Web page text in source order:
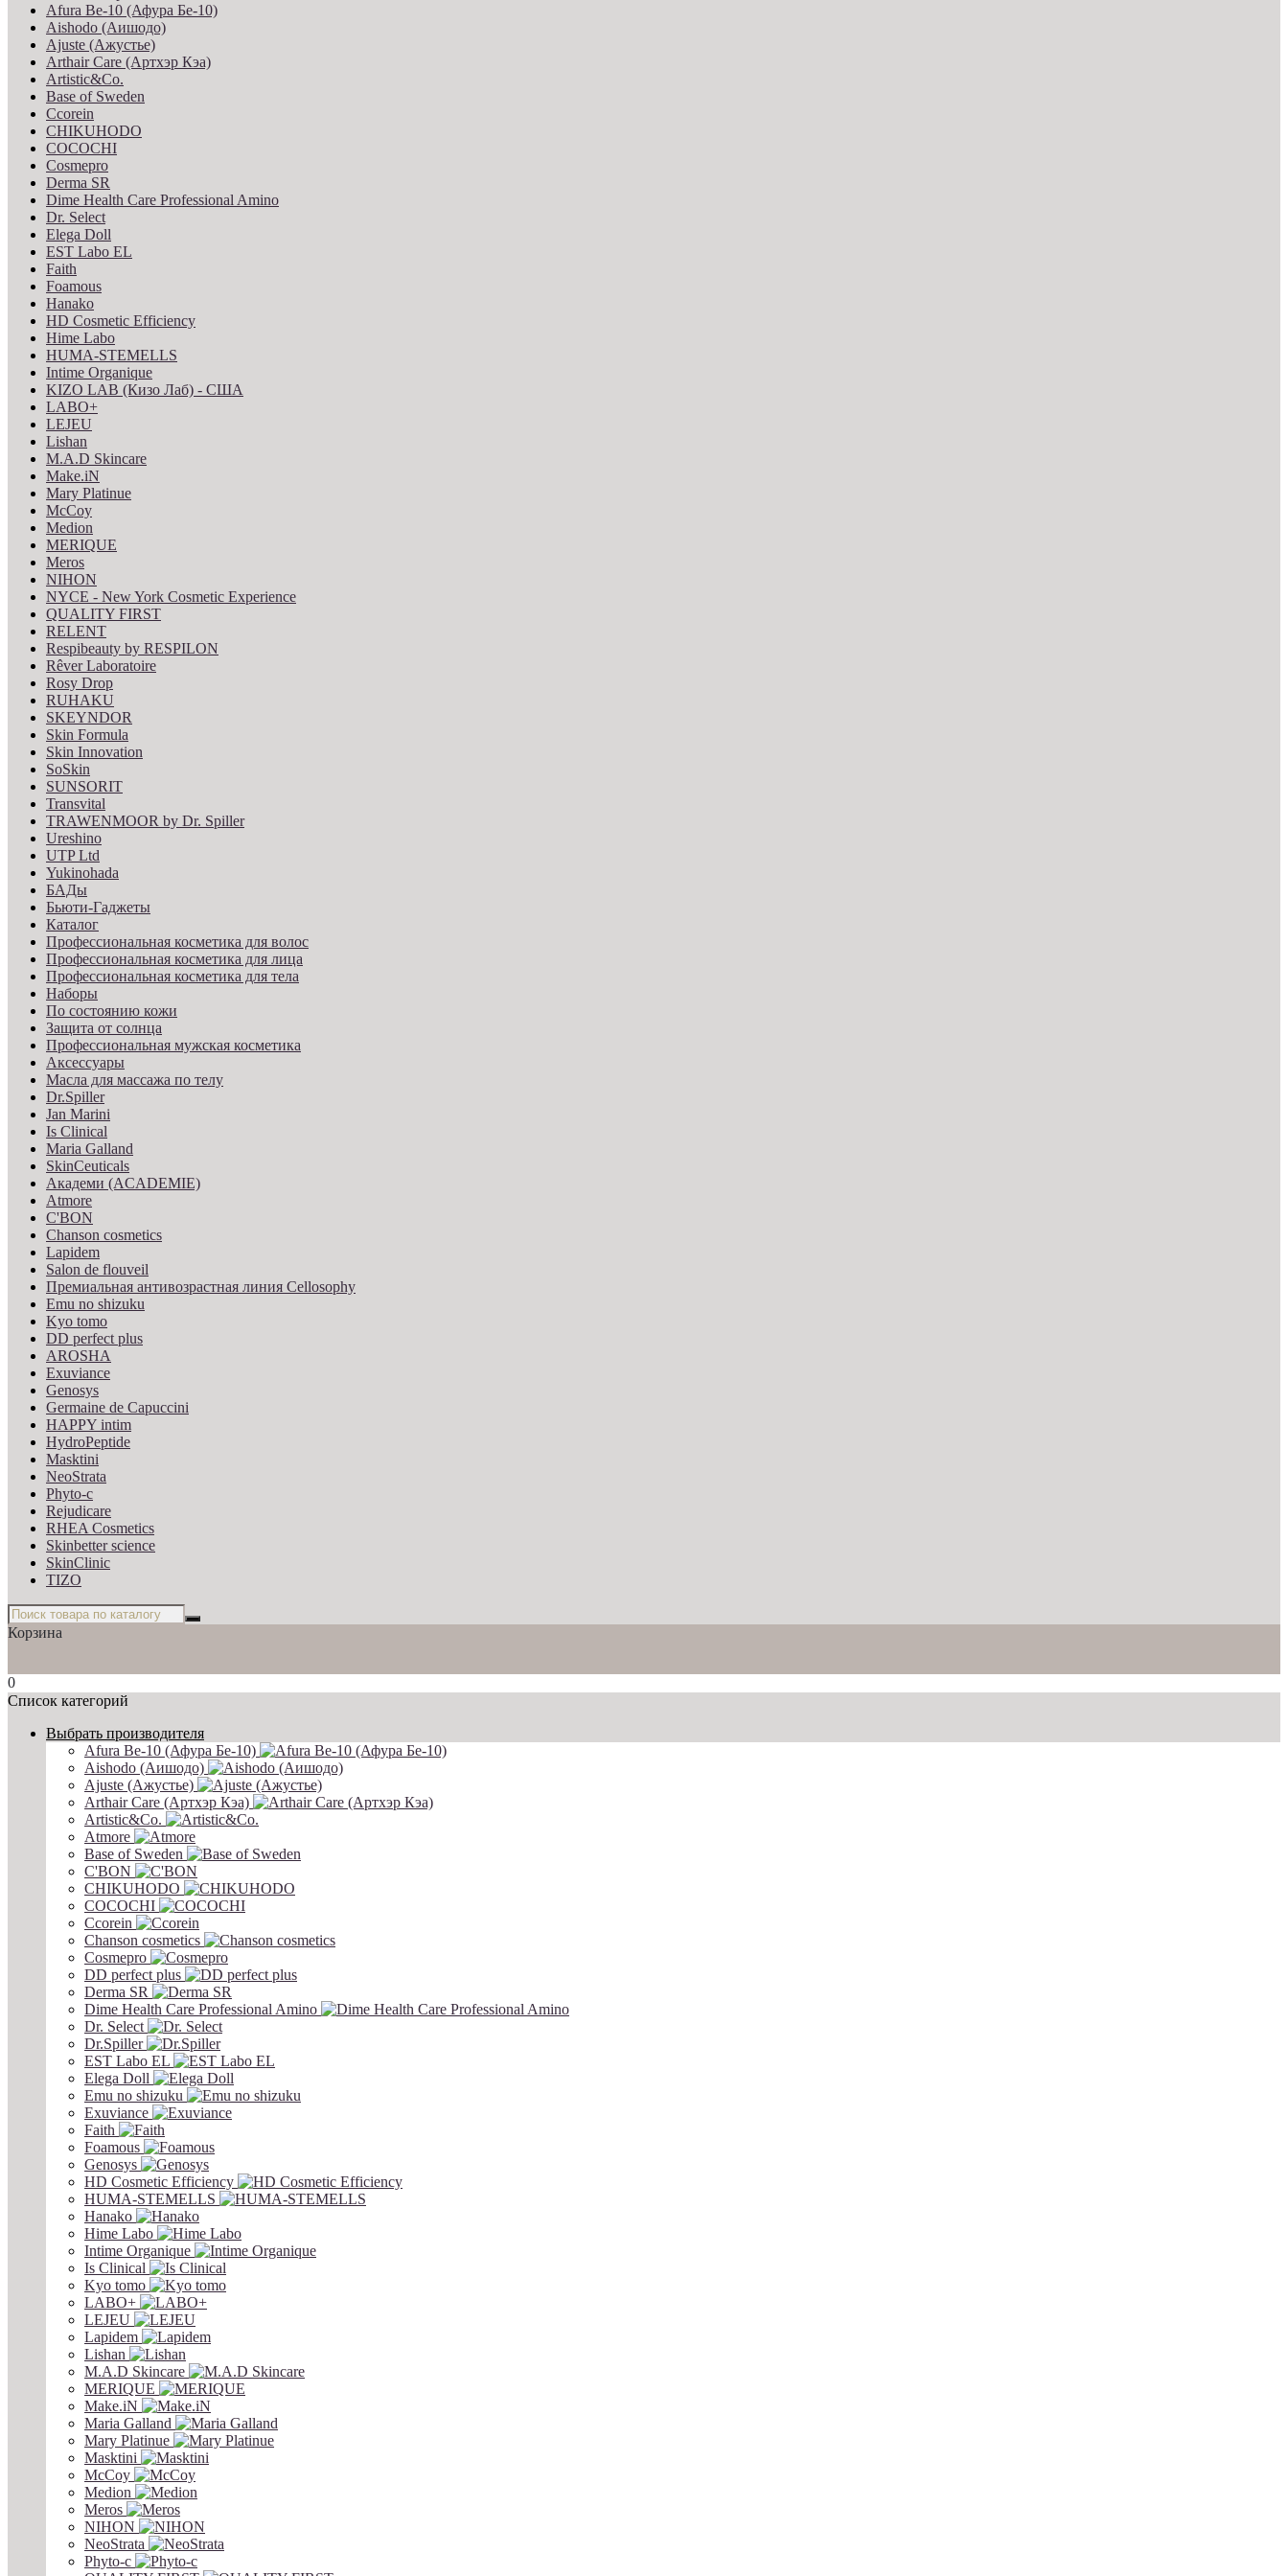
Afura Be-10 (Афура Бе-10)
Aishodo (Аишодо)
Ajuste (Ажустье)
Arthair Care (Артхэр Кэа)
Artistic&Co.
Base of Sweden
Ccorein
CHIKUHODO
COCOCHI
Cosmepro
Derma SR
Dime Health Care Professional Amino
Dr. Select
Elega Doll
EST Labo EL
Faith
Foamous
Hanako
HD Cosmetic Efficiency
Hime Labo
HUMA-STEMELLS
Intime Organique
KIZO LAB (Кизо Лаб) - США
LABO+
LEJEU
Lishan
M.A.D Skincare
Make.iN
Mary Platinue
McCoy
Medion
MERIQUE
Meros
NIHON
NYCE - New York Cosmetic Experience
QUALITY FIRST
RELENT
Respibeauty by RESPILON
Rêver Laboratoire
Rosy Drop
RUHAKU
SKEYNDOR
Skin Formula
Skin Innovation
SoSkin
SUNSORIT
Transvital
TRAWENMOOR by Dr. Spiller
Ureshino
UTP Ltd
Yukinohada
БАДы
Бьюти-Гаджеты
Каталог
Профессиональная косметика для волос
Профессиональная косметика для лица
Профессиональная косметика для тела
Наборы
По состоянию кожи
Защита от солнца
Профессиональная мужская косметика
Аксессуары
Масла для массажа по телу
Dr.Spiller
Jan Marini
Is Clinical
Maria Galland
SkinCeuticals
Академи (ACADEMIE)
Atmore
C'BON
Chanson cosmetics
Lapidem
Salon de flouveil
Премиальная антивозрастная линия Cellosophy
Emu no shizuku
Kyo tomo
DD perfect plus
AROSHA
Exuviance
Genosys
Germaine de Capuccini
HAPPY intim
HydroPeptide
Masktini
NeoStrata
Phyto-c
Rejudicare
RHEA Cosmetics
Skinbetter science
SkinСlinic
TIZO
Корзина
0
Список категорий
Выбрать производителя
Afura Be-10 (Афура Бе-10)
Aishodo (Аишодо)
Ajuste (Ажустье)
Arthair Care (Артхэр Кэа)
Artistic&Co.
Atmore
Base of Sweden
C'BON
CHIKUHODO
COCOCHI
Ccorein
Chanson cosmetics
Cosmepro
DD perfect plus
Derma SR
Dime Health Care Professional Amino
Dr. Select
Dr.Spiller
EST Labo EL
Elega Doll
Emu no shizuku
Exuviance
Faith
Foamous
Genosys
HD Cosmetic Efficiency
HUMA-STEMELLS
Hanako
Hime Labo
Intime Organique
Is Clinical
Kyo tomo
LABO+
LEJEU
Lapidem
Lishan
M.A.D Skincare
MERIQUE
Make.iN
Maria Galland
Mary Platinue
Masktini
McCoy
Medion
Meros
NIHON
NeoStrata
Phyto-c